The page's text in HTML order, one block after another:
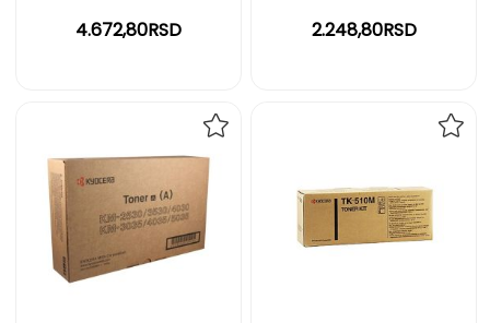
4.672,80RSD 2.248,80RSD